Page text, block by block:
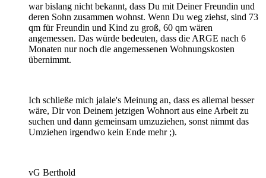
war bislang nicht bekannt, dass Du mit Deiner Freundin und
deren Sohn zusammen wohnst. Wenn Du weg ziehst, sind 73
qm für Freundin und Kind zu groß, 60 qm wären
angemessen. Das würde bedeuten, dass die ARGE nach 6
Monaten nur noch die angemessenen Wohnungskosten
übernimmt.
Ich schließe mich jalale's Meinung an, dass es allemal besser
wäre, Dir von Deinem jetzigen Wohnort aus eine Arbeit zu
suchen und dann gemeinsam umzuziehen, sonst nimmt das
Umziehen irgendwo kein Ende mehr ;).
vG Berthold